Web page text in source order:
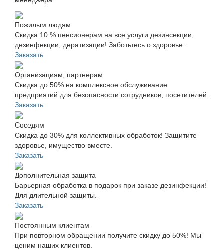
Пожилым людям
Скидка 10 % пенсионерам на все услуги дезинсекции,
дезинфекции, дератизации! Заботьтесь о здоровье.
Заказать
Организациям, партнерам
Скидка до 50% на комплексное обслуживание
предприятий для безопасности сотрудников, посетителей.
Заказать
Соседям
Скидка до 30% для коллективных обработок! Защитите
здоровье, имущество вместе.
Заказать
Дополнительная защита
Барьерная обработка в подарок при заказе дезинфекции!
Для длительной защиты.
Заказать
Постоянным клиентам
При повторном обращении получите скидку до 50%! Мы
ценим наших клиентов.